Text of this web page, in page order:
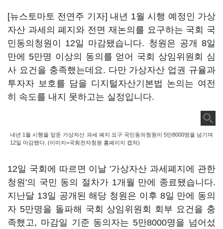
[뉴스토마토 전연주 기자] 내년 1월 시행 예정인 가상
자산 과세의 폐지와 전면 재논의를 요구하는 국회 국
민동의청원이 12일 마감됐습니다. 청원은 공개 8일
만에 5만명 이상의 동의를 얻어 국회 상임위원회 심
사 요건을 충족했는데요. 다만 가상자산 업권 규율과
투자자 보호를 담을 디지털자산기본법 논의는 여전
히 속도를 내지 못하고는 실정입니다.
내년 1월 시행을 앞둔 가상자산 과세 폐지 요구 국민동의청원이 5만8000명을 넘기며
12일 마감됐다. (이미지=국회전자청원 홈페이지 캡처)
12일 국회에 따르면 이날 '가상자산 과세폐지에 관한
청원'의 국민 동의 절차가 1개월 만에 종료됐습니다.
지난달 13일 공개된 해당 청원은 이후 8일 만에 동의
자 5만명을 돌파해 국회 상임위원회 회부 요건을 충
족했고, 마감일 기준 동의자는 5만8000명을 넘어섰